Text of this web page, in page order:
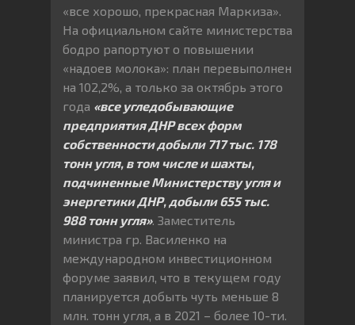
«все хорошо, прекрасная Маркиза».
На официальном сайте министерства
бодро рапортуют о повышении
«надоев молока»: план перевыполнен
на 102,2%, а только за октябрь этого
года «все угледобывающие
предприятия ДНР всех форм
собственности добыли 717 тыс. 178
тонн угля, в том числе и шахты,
подчиненные Министерству угля и
энергетики ДНР, добыли 655 тыс.
988 тонн угля». Заместитель
министра гр. Василенко на
международном инвестиционном
форуме заявил, что в текущем году
планируется добыть чуть меньше 8
млн. тонн угля, а в 2021 – более 10-ти.